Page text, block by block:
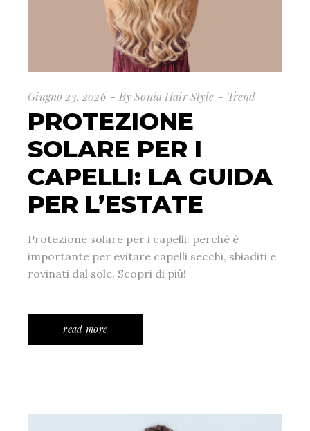
Giugno 23, 2026 By Sonia Hair Style Trend
PROTEZIONE
SOLARE PER I
CAPELLI: LA GUIDA
PER L’ESTATE
Protezione solare per i capelli: perché è
importante per evitare capelli secchi, sbiaditi e
rovinati dal sole. Scopri di più!
read more